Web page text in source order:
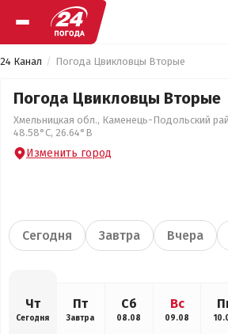
24 Канал Погода Цвикловцы Вторые
Погода Цвикловцы Вторые
Хмельницкая обл., Каменець-Подольский
48.58°С, 26.64°В
Изменить город
Сегодня Завтра Вчера
Чт
Сегодня
Пт
Завтра
Сб
08.08
Вс
09.08